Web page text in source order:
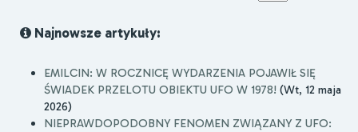
Najnowsze artykuły:
EMILCIN: W ROCZNICĘ WYDARZENIA POJAWIŁ SIĘ
ŚWIADEK PRZELOTU OBIEKTU UFO W 1978! (Wt, 12 maja
2026)
NIEPRAWDOPODOBNY FENOMEN ZWIĄZANY Z UFO: